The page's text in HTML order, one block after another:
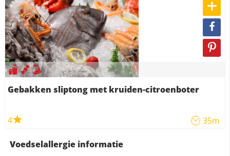
Gebakken sliptong met kruiden-citroenboter
4 35m
Voedselallergie informatie